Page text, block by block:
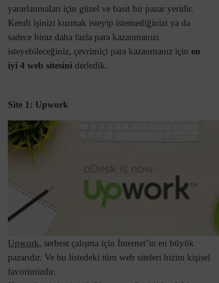
yararlanmaları için güzel ve basit bir pazar yeridir.
Kendi işinizi kurmak isteyip istemediğinizi ya da
sadece biraz daha fazla para kazanmanızı
isteyebileceğiniz, çevrimiçi para kazanmanız için en
iyi 4 web sitesini derledik.
Site 1: Upwork
Upwork, serbest çalışma için İnternet’in en büyük
pazarıdır. Ve bu listedeki tüm web siteleri bizim kişisel
favorimizdir.